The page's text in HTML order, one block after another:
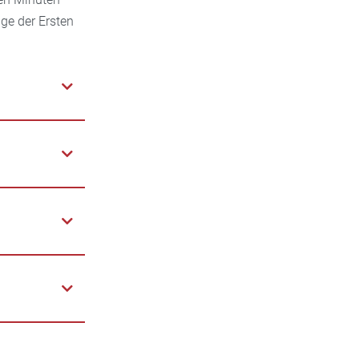
der Ersten
Augen
Sie es vor
rund um
verletzten